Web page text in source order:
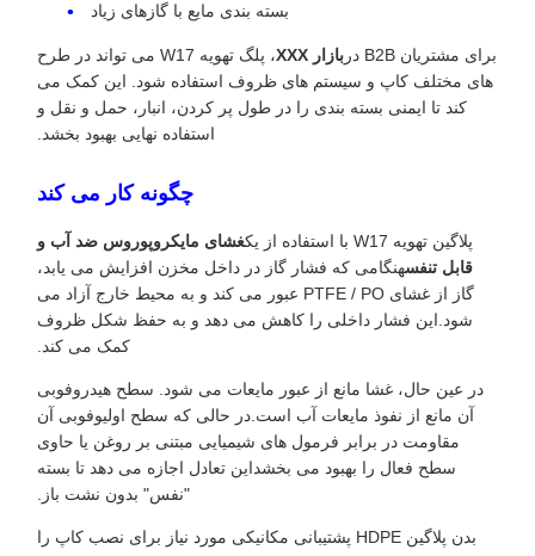
بسته بندی مایع با گازهای زیاد
برای مشتریان B2B در بازار XXX
، پلگ تهویه W17 می تواند در طرح
های مختلف کاپ و سیستم های ظروف استفاده شود. این کمک می
کند تا ایمنی بسته بندی را در طول پر کردن، انبار، حمل و نقل و
استفاده نهایی بهبود بخشد.
چگونه کار می کند
پلاگین تهویه W17 با استفاده از یک
غشای مایکروپوروس ضد آب و
قابل تنفسهنگامی که فشار گاز در داخل مخزن افزایش می یابد،
گاز از غشای PTFE / PO عبور می کند و به محیط خارج آزاد می
شود.این فشار داخلی را کاهش می دهد و به حفظ شکل ظروف
کمک می کند.
در عین حال، غشا مانع از عبور مایعات می شود. سطح هیدروفوبی
آن مانع از نفوذ مایعات آب است.در حالی که سطح اولیوفوبی آن
مقاومت در برابر فرمول های شیمیایی مبتنی بر روغن یا حاوی
سطح فعال را بهبود می بخشداین تعادل اجازه می دهد تا بسته
"نفس" بدون نشت باز.
بدن پلاگین HDPE پشتیبانی مکانیکی مورد نیاز برای نصب کاپ را